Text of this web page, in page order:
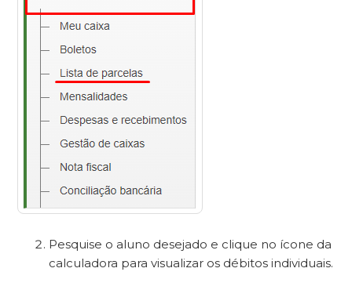
Pesquise o aluno desejado e clique no ícone da
calculadora para visualizar os débitos individuais.